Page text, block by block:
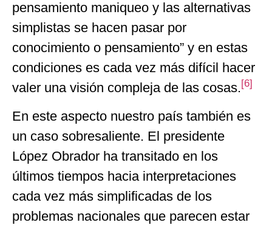
pensamiento maniqueo y las alternativas
simplistas se hacen pasar por
conocimiento o pensamiento” y en estas
condiciones es cada vez más difícil hacer
valer una visión compleja de las cosas.[6]
En este aspecto nuestro país también es
un caso sobresaliente. El presidente
López Obrador ha transitado en los
últimos tiempos hacia interpretaciones
cada vez más simplificadas de los
problemas nacionales que parecen estar